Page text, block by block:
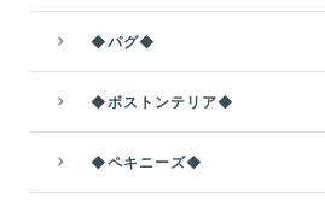
◆パグ◆
◆ボストンテリア◆
◆ペキニーズ◆